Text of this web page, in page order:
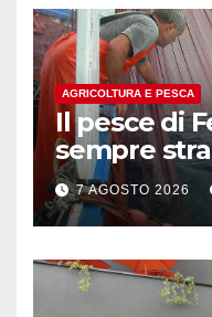
AGRICOLTURA E PESCA
Il pesce di
sempre
in7 AGOSTO 2026